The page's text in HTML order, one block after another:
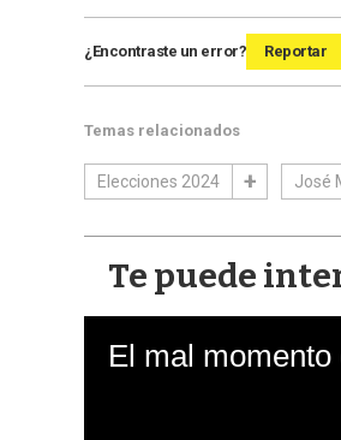
¿Encontraste un error? Reportar
Temas relacionados
Elecciones 2024 José
Te puede